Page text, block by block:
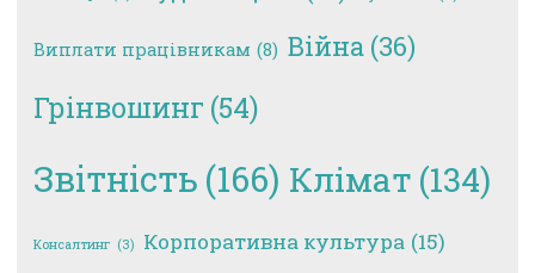
Виплати працівникам (8) Війна (36)
Грінвошинг (54)
Звітність (166) Клімат (134)
Консалтинг (3) Корпоративна культура (15)